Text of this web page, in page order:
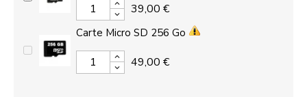
39,00 €
Carte Micro SD 256 Go
49,00 €